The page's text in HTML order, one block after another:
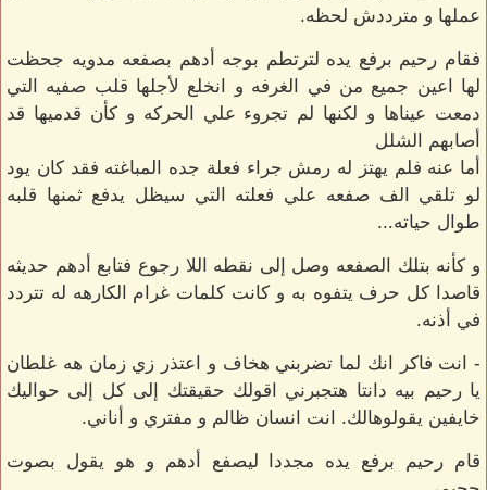
عملها و مترددش لحظه.
فقام رحيم برفع يده لترتطم بوجه أدهم بصفعه مدويه جحظت
لها اعين جميع من في الغرفه و انخلع لأجلها قلب صفيه التي
دمعت عيناها و لكنها لم تجروء علي الحركه و كأن قدميها قد
أصابهم الشلل
أما عنه فلم يهتز له رمش جراء فعلة جده المباغته فقد كان يود
لو تلقي الف صفعه علي فعلته التي سيظل يدفع ثمنها قلبه
طوال حياته...
و كأنه بتلك الصفعه وصل إلى نقطه اللا رجوع فتابع أدهم حديثه
قاصدا كل حرف يتفوه به و كانت كلمات غرام الكارهه له تتردد
في أذنه.
- انت فاكر انك لما تضربني هخاف و اعتذر زي زمان هه غلطان
يا رحيم بيه دانتا هتجبرني اقولك حقيقتك إلى كل إلى حواليك
خايفين يقولوهالك. انت انسان ظالم و مفتري و أناني.
قام رحيم برفع يده مجددا ليصفع أدهم و هو يقول بصوت